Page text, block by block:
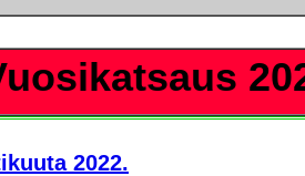
2022.